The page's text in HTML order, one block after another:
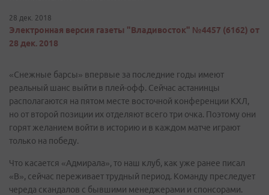
28 дек. 2018
Электронная версия газеты "Владивосток" №4457 (6162) от
28 дек. 2018
«Снежные барсы» впервые за последние годы имеют
реальный шанс выйти в плей-офф. Сейчас астанинцы
располагаются на пятом месте восточной конференции КХЛ,
но от второй позиции их отделяют всего три очка. Поэтому они
горят желанием войти в историю и в каждом матче играют
только на победу.
Что касается «Адмирала», то наш клуб, как уже ранее писал
«В», сейчас переживает трудный период. Команду преследует
череда скандалов с бывшими менеджерами и спонсорами.